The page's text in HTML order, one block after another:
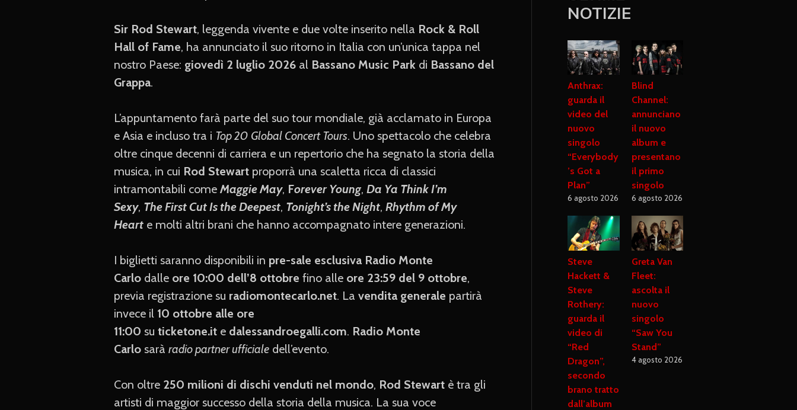
Sir Rod Stewart, leggenda vivente e due volte inserito nella Rock & Roll
Hall of Fame, ha annunciato il suo ritorno in Italia con un’unica tappa nel
nostro Paese: giovedì 2 luglio 2026 al Bassano Music Park di Bassano del
Grappa.
L’appuntamento farà parte del suo tour mondiale, già acclamato in Europa
e Asia e incluso tra i Top 20 Global Concert Tours. Uno spettacolo che celebra
oltre cinque decenni di carriera e un repertorio che ha segnato la storia della
musica, in cui Rod Stewart proporrà una scaletta ricca di classici
intramontabili come Maggie May, Forever Young, Da Ya Think I’m
Sexy, The First Cut Is the Deepest, Tonight’s the Night, Rhythm of My
Heart e molti altri brani che hanno accompagnato intere generazioni.
I biglietti saranno disponibili in pre-sale esclusiva Radio Monte
Carlo dalle ore 10:00 dell’8 ottobre fino alle ore 23:59 del 9 ottobre,
previa registrazione su radiomontecarlo.net. La vendita generale partirà
invece il 10 ottobre alle ore
11:00 su ticketone.it e dalessandroegalli.com. Radio Monte
Carlo sarà radio partner ufficiale dell’evento.
Con oltre 250 milioni di dischi venduti nel mondo, Rod Stewart è tra gli
artisti di maggior successo della storia della musica. La sua voce
NOTIZIE
Anthrax:
guarda il
video del
nuovo
singolo
“Everybody
’s Got a
Plan”
6 agosto 2026
Blind
Channel:
annunciano
il nuovo
album e
presentano
il primo
singolo
6 agosto 2026
Steve
Hackett &
Steve
Rothery:
guarda il
video di
“Red
Dragon”,
secondo
brano tratto
dall’album
Greta Van
Fleet:
ascolta il
nuovo
singolo
“Saw You
Stand”
4 agosto 2026